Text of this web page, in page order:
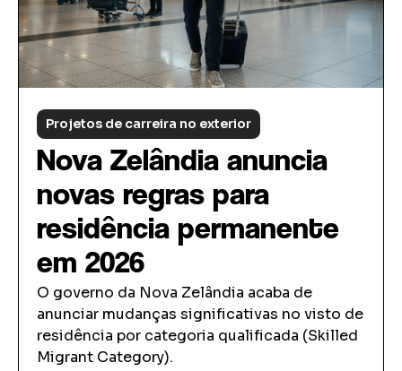
Projetos de carreira no exterior
Nova Zelândia anuncia
novas regras para
residência permanente
em 2026
O governo da Nova Zelândia acaba de
anunciar mudanças significativas no visto de
residência por categoria qualificada (Skilled
Migrant Category).